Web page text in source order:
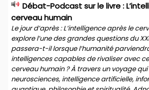
Débat-Podcast sur le livre :
cerveau humain
Le jour d’après : L’intelligence après le
explore l’une des grandes questions du
passera-t-il lorsque l’humanité
intelligences capables de rivaliser avec
cerveau humain ? À travers un voyage qui
neurosciences, intelligence artificielle,